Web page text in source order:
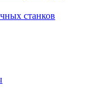
станков